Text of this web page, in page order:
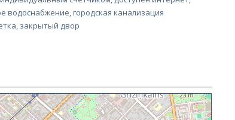
водоснабжение, городская канализация
закрытый двор